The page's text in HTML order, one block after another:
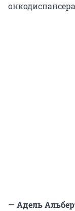
— Адель